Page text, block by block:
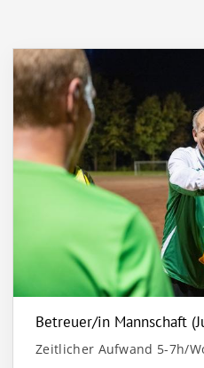
Betreuer/in Mannschaft
Zeitlicher Aufwand 5-7h/